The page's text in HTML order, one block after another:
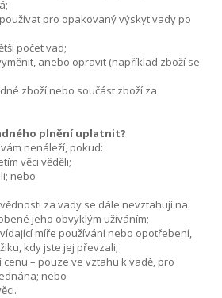
pro opakovaný výskyt vady po
počet vad;
anebo opravit (například zboží se
zboží nebo součást zboží za
plnění uplatnit?
nenáleží, pokud:
věci věděli;
nebo
za vady se dále nevztahují na:
jeho obvyklým užíváním;
míře používání nebo opotřebení,
kdy jste jej převzali;
– pouze ve vztahu k vadě, pro
nebo